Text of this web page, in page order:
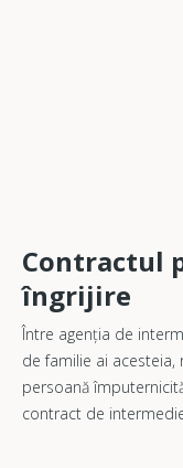
Contractul
îngrijire
Între agenția de
de familie ai
persoană
contract de